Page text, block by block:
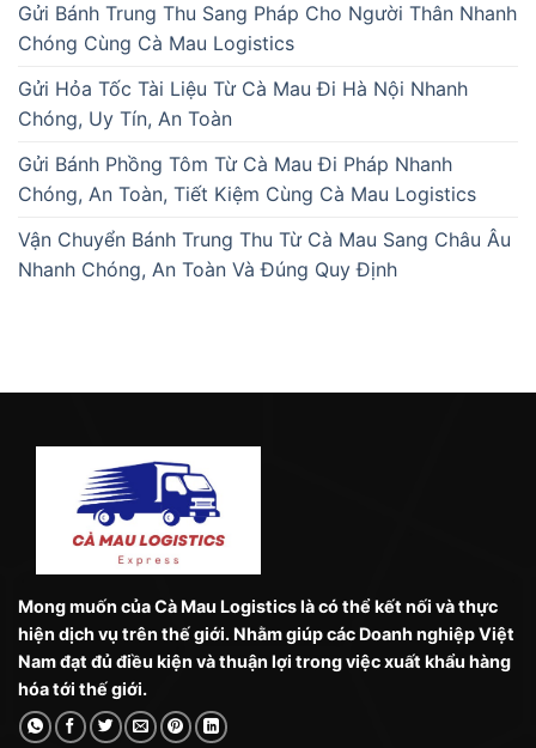
Gửi Bánh Trung Thu Sang Pháp Cho Người Thân Nhanh
Chóng Cùng Cà Mau Logistics
Gửi Hỏa Tốc Tài Liệu Từ Cà Mau Đi Hà Nội Nhanh
Chóng, Uy Tín, An Toàn
Gửi Bánh Phồng Tôm Từ Cà Mau Đi Pháp Nhanh
Chóng, An Toàn, Tiết Kiệm Cùng Cà Mau Logistics
Vận Chuyển Bánh Trung Thu Từ Cà Mau Sang Châu Âu
Nhanh Chóng, An Toàn Và Đúng Quy Định
Mong muốn của Cà Mau Logistics là có thể kết nối và thực
hiện dịch vụ trên thế giới. Nhằm giúp các Doanh nghiệp Việt
Nam đạt đủ điều kiện và thuận lợi trong việc xuất khẩu hàng
hóa tới thế giới.